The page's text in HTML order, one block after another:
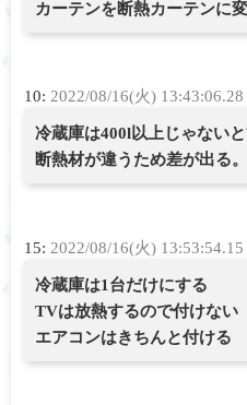
カーテンを断熱カーテンに
10: 2022/08/16(火) 13:43:06.28
冷蔵庫は400l以上じゃないと
断熱材が違うため差が出る。
15: 2022/08/16(火) 13:53:54.15
冷蔵庫は1台だけにする
TVは放熱するので付けない
エアコンはきちんと付ける